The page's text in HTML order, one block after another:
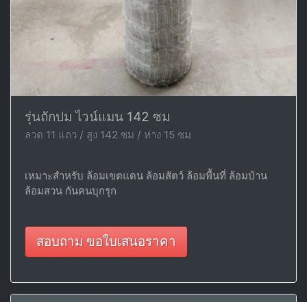
รุ่นถักปม ไวน์แมน 142 ซม
ลวด 11 แถว / สูง 142 ซม / ห่าง 15 ซม
เหมาะสำหรับ ล้อมเขตแดน ล้อมสัตว์ ล้อมพื้นที่ ล้อมบ้าน
ล้อมสวน กันคนบุกรุก
สอบถาม ขอใบเสนอราคา